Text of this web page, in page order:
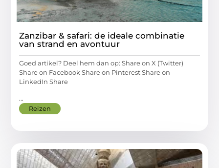
Zanzibar & safari: de ideale combinatie
van strand en avontuur
Goed artikel? Deel hem dan op: Share on X (Twitter)
Share on Facebook Share on Pinterest Share on
LinkedIn Share
...
Reizen